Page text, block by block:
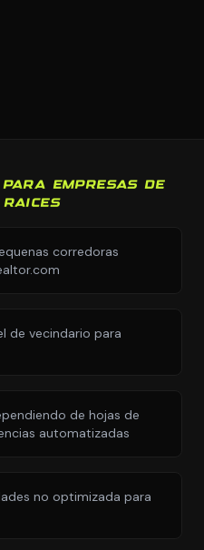
EMPRESAS DE
corredoras
de vecindario para
de hojas de
automatizadas
no optimizada para